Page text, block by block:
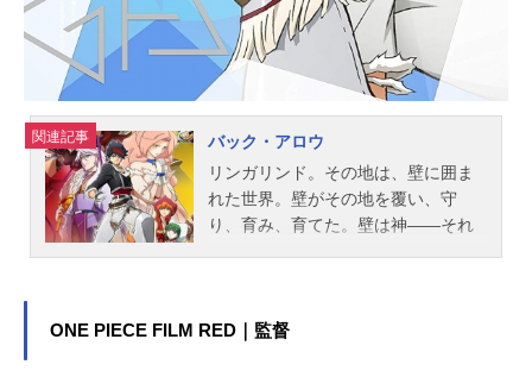
ヴィジョンズ放送形態TVアニメスケ
ジュール2019年1月9日（水）～2019
年3月2...
関連記事
バック・アロウ
リンガリンド。その地は、壁に囲ま
れた世界。壁がその地を覆い、守
り、育み、育てた。壁は神――それ
ク・アロウ」が現れる。アロウは記
ONE PIECE FILM RED｜監督